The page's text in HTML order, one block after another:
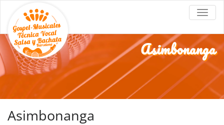
Barcelona
Coros de góspel en Barcelona
Asimbonanga
Asimbonanga